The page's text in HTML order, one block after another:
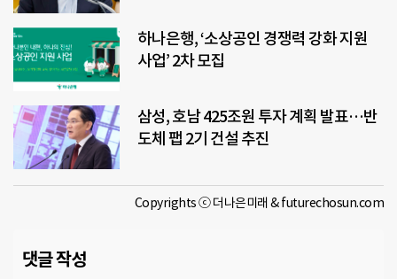
하나은행, ‘소상공인 경쟁력 강화 지원
사업’ 2차 모집
삼성, 호남 425조원 투자 계획 발표…반
도체 팹 2기 건설 추진
Copyrights ⓒ 더나은미래 & futurechosun.com
댓글 작성